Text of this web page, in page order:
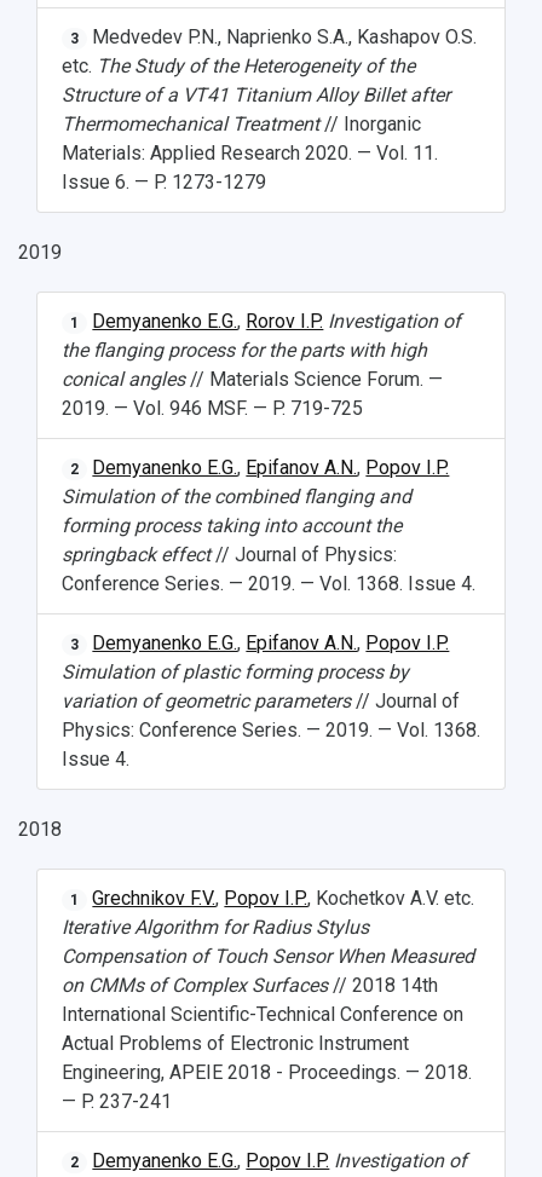
Руководство
Наблюдательный совет
Попечительский совет
Ученый совет
Ректорат
Кадровый резерв
Персоналии
Структура университета
Институты и факультеты
Кафедры
Научные подразделения
Отделы и службы
Общественные организации
Институт искусственного интеллекта
Инжиниринговый центр
Аграрный карбоновый полигон
Архив
Фирменный стиль
Устойчивое развитие
Кампус
Музеи
Учебный аэродром
Центр истории авиационных двигателей
Ботанический сад
Умный дом бабочек
Международный межвузовский кампус
Сведения об образовательной организации
Официальные документы
СМИ об университете
Пресс-центр
Газета "Полет"
Газета "Самарский университет"
Мы в соцсетях
Мультимедиа
Подкасты
Просветительский проект "Одержимы
Аспирантура
Формы обучения
Учебные планы
Дополнительное образование
Институты и факультеты
Образовательные программы
Профессорско-преподавательский состав
Расписание занятий
Стипендии
Тестирование иностранных граждан на
Платные образовательные услуги
Скидки на обучение
Подготовительные курсы
Библиотека
Видеолекции
Противодействие COVID-19
Конкурс на замещение должностей научных
работников
Научно-технический совет
Научные проекты и темы
Аспирантура и докторантура
Справочные материалы
Научная инфраструктура
Научно-исследовательские подразделения
Структурная схема управления научно-
исследовательской деятельностью
Материальная база
Подразделения научного обслуживания
Организационные документы
Результаты научно-исследовательской
деятельности
Научно-технические разработки
Областной конкурс "Молодой учёный"
Отчеты о научно-исследовательской
деятельности
Журналы Самарского университета
Научные конференции
Отчеты о проведенных конференциях
3
Medvedev P.N., Naprienko S.A., Kashapov O.S.
etc. The Study of the Heterogeneity of the
Structure of a VT41 Titanium Alloy Billet after
Thermomechanical Treatment// Inorganic
Materials: Applied Research 2020. — Vol. 11.
Issue 6. — P. 1273-1279
2019
1 Demyanenko E.G., Rorov I.P. Investigation of
the flanging process for the parts with high
conical angles// Materials Science Forum. —
2019. — Vol. 946 MSF. — P. 719-725
2 Demyanenko E.G., Epifanov A.N., Popov I.P.
Simulation of the combined flanging and
forming process taking into account the
springback effect// Journal of Physics:
Conference Series. — 2019. — Vol. 1368. Issue 4.
3 Demyanenko E.G., Epifanov A.N., Popov I.P.
Simulation of plastic forming process by
variation of geometric parameters// Journal of
Physics: Conference Series. — 2019. — Vol. 1368.
Issue 4.
2018
1 Grechnikov F.V., Popov I.P., Kochetkov A.V. etc.
Iterative Algorithm for Radius Stylus
Compensation of Touch Sensor When Measured
on CMMs of Complex Surfaces// 2018 14th
International Scientific-Technical Conference on
Actual Problems of Electronic Instrument
Engineering, APEIE 2018 - Proceedings. — 2018.
— P. 237-241
2 Demyanenko E.G., Popov I.P. Investigation of